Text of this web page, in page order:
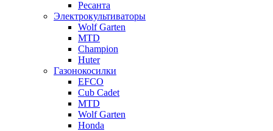
Ресанта
Электрокультиваторы
Wolf Garten
MTD
Champion
Huter
Газонокосилки
EFCO
Cub Cadet
MTD
Wolf Garten
Honda